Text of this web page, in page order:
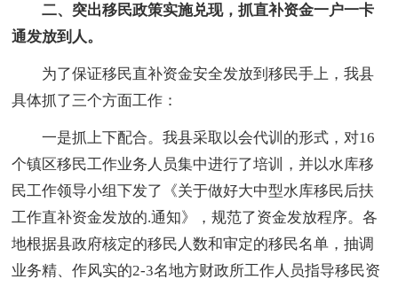
二、突出移民政策实施兑现，抓直补资金一户一卡
通发放到人。
为了保证移民直补资金安全发放到移民手上，我县
具体抓了三个方面工作：
一是抓上下配合。我县采取以会代训的形式，对16
个镇区移民工作业务人员集中进行了培训，并以水库移
民工作领导小组下发了《关于做好大中型水库移民后扶
工作直补资金发放的.通知》，规范了资金发放程序。各
地根据县政府核定的移民人数和审定的移民名单，抽调
业务精、作风实的2-3名地方财政所工作人员指导移民资